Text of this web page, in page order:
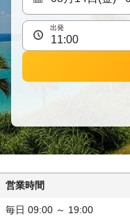
出発
営業時間
毎日 09:00 ～ 19:00